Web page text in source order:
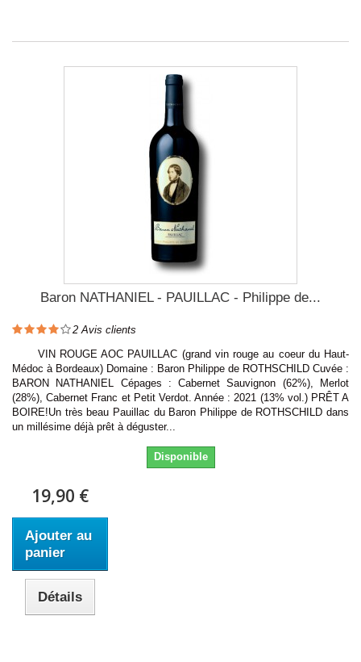
Baron NATHANIEL - PAUILLAC - Philippe de...
2 Avis clients
VIN ROUGE AOC PAUILLAC (grand vin rouge au coeur du Haut-
Médoc à Bordeaux) Domaine : Baron Philippe de ROTHSCHILD Cuvée :
BARON NATHANIEL Cépages : Cabernet Sauvignon (62%), Merlot
(28%), Cabernet Franc et Petit Verdot. Année : 2021 (13% vol.) PRÊT A
BOIRE!Un très beau Pauillac du Baron Philippe de ROTHSCHILD dans
un millésime déjà prêt à déguster...
Disponible
19,90 €
Ajouter au
panier
Détails